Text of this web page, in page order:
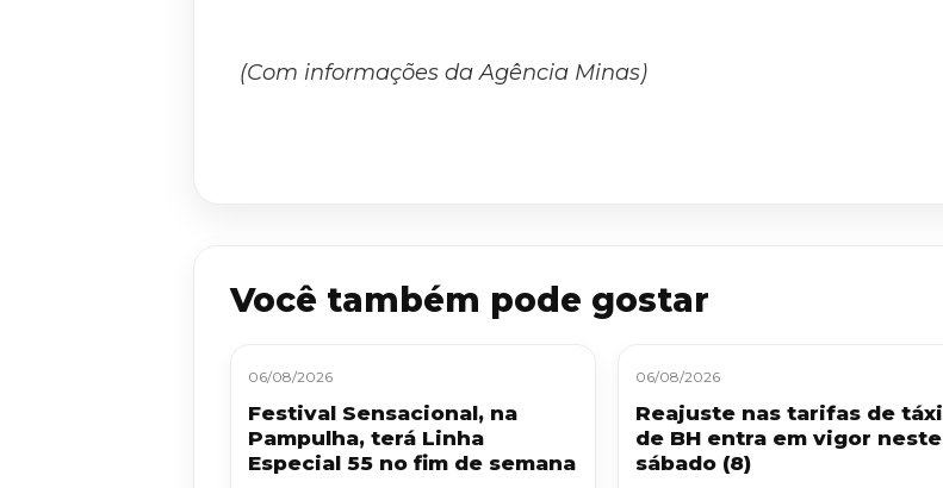
(Com informações da Agência Minas)
Você também pode gostar
06/08/2026
Festival Sensacional, na
Pampulha, terá Linha
Especial 55 no fim de semana
06/08/2026
Reajuste nas tarifas de táxi
de BH entra em vigor neste
sábado (8)